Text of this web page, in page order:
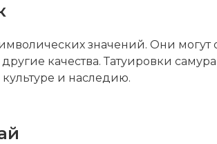
значений. Они могут
качества. Татуировки
и наследию.